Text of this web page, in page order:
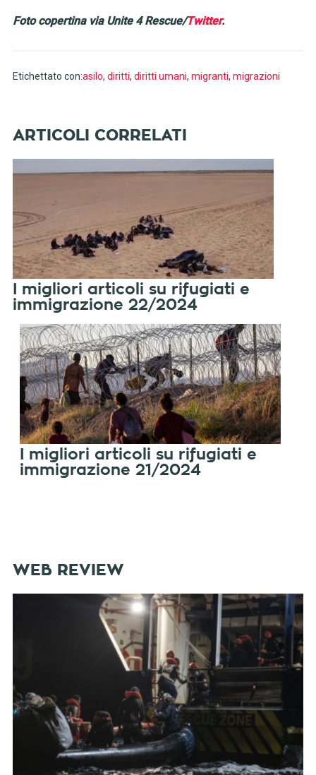
Foto copertina via Unite 4 Rescue/Twitter.
Etichettato con:asilo, diritti, diritti umani, migranti, migrazioni
I migliori articoli su rifugiati e
immigrazione 22/2024
I migliori articoli su rifugiati e
immigrazione 21/2024
WEB REVIEW